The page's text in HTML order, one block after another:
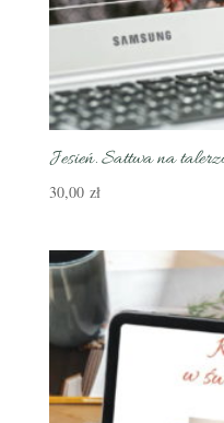
Jesień. Sattwa na
30,00 zł